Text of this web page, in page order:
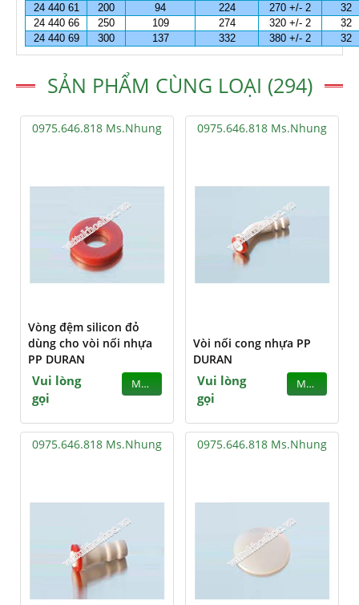
24 440 61
200 94 224 270 +/- 2
32
24 440 66
250 109 274 320 +/- 2
32
24 440 69
300 137 332 380 +/- 2 32
SẢN PHẨM CÙNG LOẠI (294)
0975.646.818 Ms.Nhung
Vòng đệm silicon đỏ
dùng cho vòi nối nhựa
PP DURAN
Vui lòng
gọi
MUA
0975.646.818 Ms.Nhung
Vòi nối cong nhựa PP
DURAN
Vui lòng
gọi
MUA
0975.646.818 Ms.Nhung 0975.646.818 Ms.Nhung